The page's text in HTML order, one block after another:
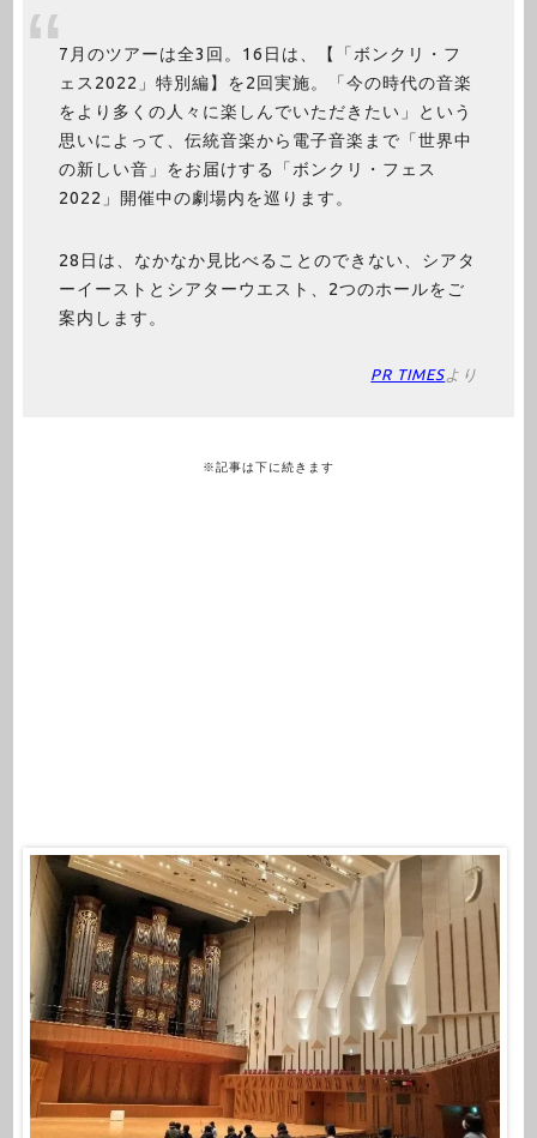
7月のツアーは全3回。16日は、【「ボンクリ・フ
ェス2022」特別編】を2回実施。「今の時代の音楽
をより多くの人々に楽しんでいただきたい」という
思いによって、伝統音楽から電子音楽まで「世界中
の新しい音」をお届けする「ボンクリ・フェス
2022」開催中の劇場内を巡ります。
28日は、なかなか見比べることのできない、シアタ
ーイーストとシアターウエスト、2つのホールをご
案内します。
PR TIMESより
※記事は下に続きます